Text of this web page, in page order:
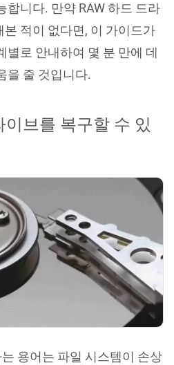
합니다. 만약 RAW 하드 드라
적이 없다면, 이 가이드가
별로 안내하여 몇 분 만에 데
을 줄 것입니다.
이브를 복구할 수 있
는 용어는 파일 시스템이 손상